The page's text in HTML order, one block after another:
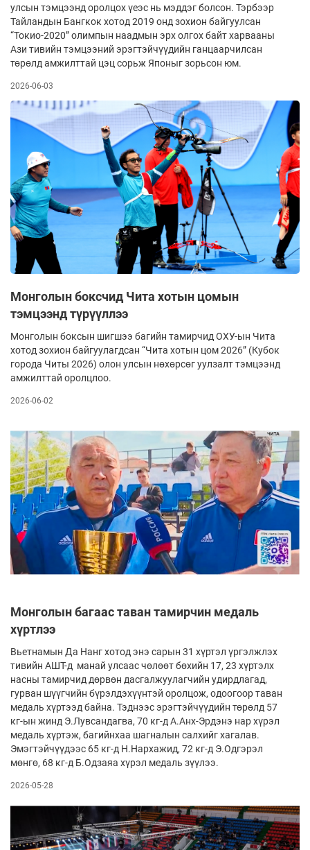
улсын тэмцээнд оролцох үеэс нь мэддэг болсон. Тэрбээр
Тайландын Бангкок хотод 2019 онд зохион байгуулсан
“Токио-2020” олимпын наадмын эрх олгох байт харвааны
Ази тивийн тэмцээний эрэгтэйчүүдийн ганцаар­чилсан
төрөлд амжилттай цэц сорьж Японыг зорьсон юм.
2026-06-03
Монголын боксчид Чита хотын цомын
тэмцээнд түрүүллээ
Монголын боксын шигшээ багийн тамирчид ОХУ-ын Чита
хотод зохион байгуулагдсан “Чита хотын цом 2026” (Кубок
города Читы 2026) олон улсын нөхөрсөг уулзалт тэмцээнд
амжилттай оролцлоо.
2026-06-02
Монголын багаас таван тамирчин медаль
хүртлээ
Вьетнамын Да Нанг хотод энэ сарын 31 хүртэл үргэлжлэх
тивийн АШТ-д манай улсаас чөлөөт бөхийн 17, 23 хүртэлх
насны тамирчид дөрвөн дасгалжуулагчийн удирдлагад,
гурван шүүгчийн бүрэлдэхүүнтэй оролцож, одоогоор таван
медаль хүртээд байна. Тэднээс эрэгтэйчүүдийн төрөлд 57
кг-ын жинд Э.Лувсандагва, 70 кг-д А.Анх-Эрдэнэ нар хүрэл
медаль хүртэж, багийнхаа шагналын салхийг хагалав.
Эмэгтэйчүүдээс 65 кг-д Н.Нархажид, 72 кг-д Э.Одгэрэл
мөнгө, 68 кг-д Б.Одзаяа хүрэл медаль зүүлээ.
2026-05-28